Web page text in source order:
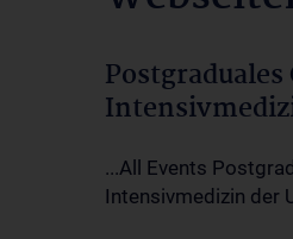
...All Events
Intensivmedizin der